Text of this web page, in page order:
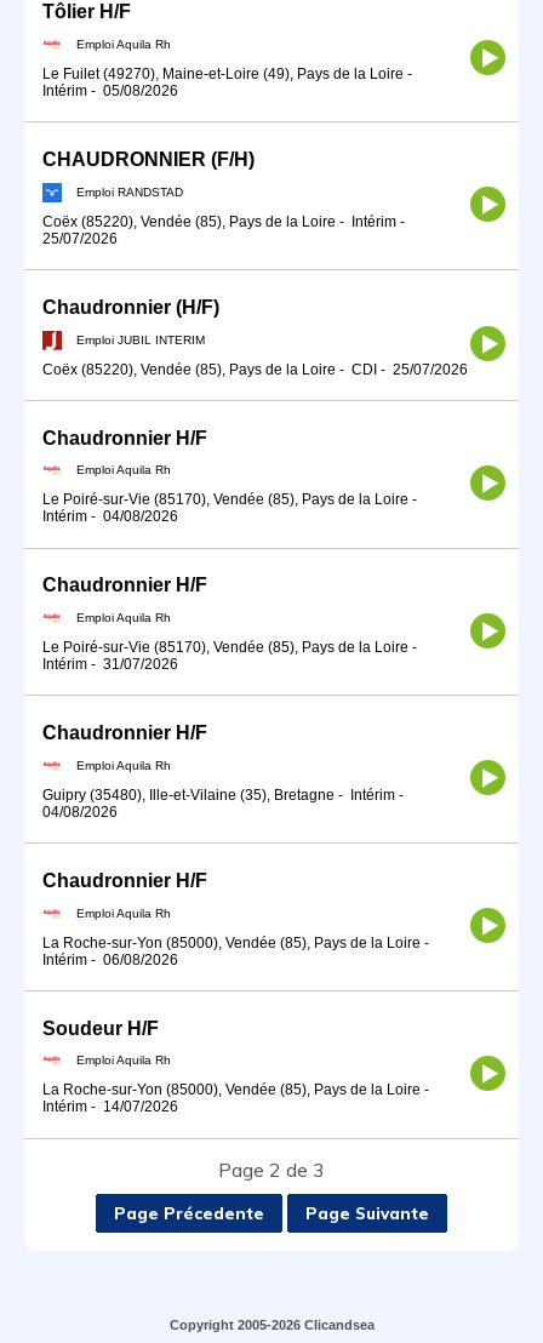
Tôlier H/F
Emploi Aquila Rh
Le Fuilet (49270), Maine-et-Loire (49), Pays de la Loire -
Intérim - 05/08/2026
CHAUDRONNIER (F/H)
Emploi RANDSTAD
Coëx (85220), Vendée (85), Pays de la Loire - Intérim -
25/07/2026
Chaudronnier (H/F)
Emploi JUBIL INTERIM
Coëx (85220), Vendée (85), Pays de la Loire - CDI - 25/07/2026
Chaudronnier H/F
Emploi Aquila Rh
Le Poiré-sur-Vie (85170), Vendée (85), Pays de la Loire -
Intérim - 04/08/2026
Chaudronnier H/F
Emploi Aquila Rh
Le Poiré-sur-Vie (85170), Vendée (85), Pays de la Loire -
Intérim - 31/07/2026
Chaudronnier H/F
Emploi Aquila Rh
Guipry (35480), Ille-et-Vilaine (35), Bretagne - Intérim -
04/08/2026
Chaudronnier H/F
Emploi Aquila Rh
La Roche-sur-Yon (85000), Vendée (85), Pays de la Loire -
Intérim - 06/08/2026
Soudeur H/F
Emploi Aquila Rh
La Roche-sur-Yon (85000), Vendée (85), Pays de la Loire -
Intérim - 14/07/2026
Page 2 de 3
Page Précedente Page Suivante
Copyright 2005-2026 Clicandsea